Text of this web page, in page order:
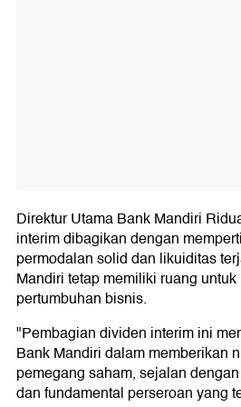
Direktur Utama Bank Mandiri
interim dibagikan dengan
permodalan solid dan likuiditas
Mandiri tetap memiliki ruang
pertumbuhan bisnis.
"Pembagian dividen interim ini
Bank Mandiri dalam memberikan
pemegang saham, sejalan
dan fundamental perseroan yang